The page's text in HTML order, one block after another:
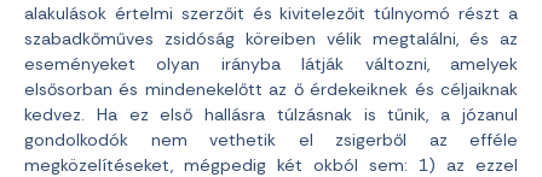
alakulások értelmi szerzőit és kivitelezőit túlnyomó részt a
szabadkőműves zsidóság köreiben vélik megtalálni, és az
eseményeket olyan irányba látják változni, amelyek
elsősorban és mindenekelőtt az ő érdekeiknek és céljaiknak
kedvez. Ha ez első hallásra túlzásnak is tűnik, a józanul
gondolkodók nem vethetik el zsigerből az efféle
megközelítéseket, mégpedig két okból sem: 1) az ezzel